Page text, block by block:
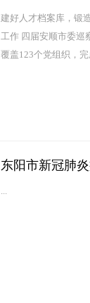
建好人才档案库，锻
工作 四届安顺市委巡
覆盖123个党组织，
东阳市新冠肺
...